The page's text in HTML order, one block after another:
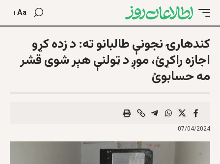
Aa
کندهارۍ نجونې طالبانو ته: د زده کړو
اجازه راکړئ، موږ د ټولنې هېر شوی قشر
مه حسابوئ
07/04/2024